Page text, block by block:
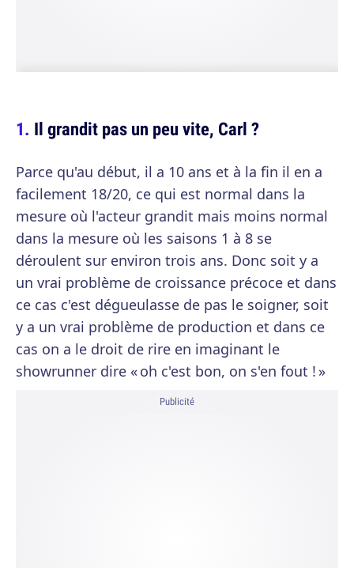
Il grandit pas un peu vite, Carl ?
Parce qu'au début, il a 10 ans et à la fin il en a
facilement 18/20, ce qui est normal dans la
mesure où l'acteur grandit mais moins normal
dans la mesure où les saisons 1 à 8 se
déroulent sur environ trois ans. Donc soit y a
un vrai problème de croissance précoce et dans
ce cas c'est dégueulasse de pas le soigner, soit
y a un vrai problème de production et dans ce
cas on a le droit de rire en imaginant le
showrunner dire « oh c'est bon, on s'en fout ! »
Publicité